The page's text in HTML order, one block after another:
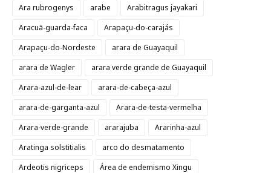
Ara rubrogenys
arabe
Arabitragus jayakari
Aracuã-guarda-faca
Arapaçu-do-carajás
Arapaçu-do-Nordeste
arara de Guayaquil
arara de Wagler
arara verde grande de Guayaquil
Arara-azul-de-lear
arara-de-cabeça-azul
arara-de-garganta-azul
Arara-de-testa-vermelha
Arara-verde-grande
ararajuba
Ararinha-azul
Aratinga solstitialis
arco do desmatamento
Ardeotis nigriceps
Área de endemismo Xingu